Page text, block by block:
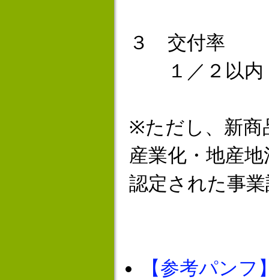
３ 交付率
１／２以内
※ただし、新商
産業化・地産
認定された事
【参考パン